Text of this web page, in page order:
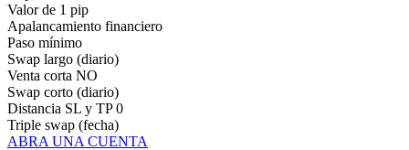
Valor de 1 pip
Apalancamiento financiero
Paso mínimo
Swap largo (diario)
Venta corta NO
Swap corto (diario)
Distancia SL y TP 0
Triple swap (fecha)
ABRA UNA CUENTA